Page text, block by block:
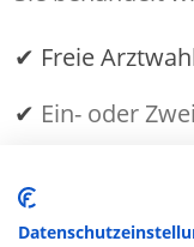
✔ Freie
✔ Ein- oder